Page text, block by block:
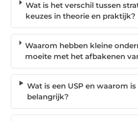
Wat is het verschil tussen
keuzes in theorie en praktijk?
Waarom hebben kleine
moeite met het afbakenen
Wat is een USP en waarom
belangrijk?